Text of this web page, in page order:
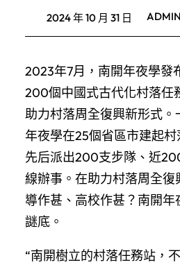
2024 年 10 月 31 日 ADMIN
2023年7月，南開年夜學發
200個中國式古代化村落任
助力村落周全復興新形式。
年夜學在25個省區市建起村
先后派出200支步隊、近
線辦事。在助力村落周全
導作甚、高校作甚？南開年
謎底。
“南開樹立的村落任務站，